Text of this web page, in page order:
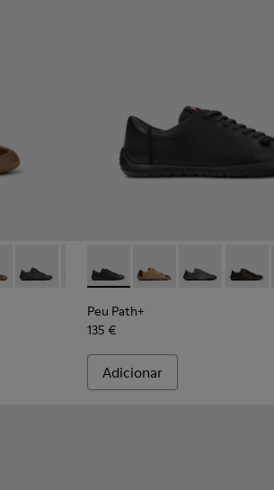
de couro castanho Para homem.
de camurça castanhos Para
013 - Sapatos de pele cinzenta Para
012
- K101114-010
Peu Path+ - K101114-009
Peu Path+ - K101114-007
Peu Path+ - K101114-006
Peu Path+ -Peu Path+
Peu
Peu Path+ - K101114-002 -
Peu Path+ -Peu Path+ -
Peu
Peu Path+
135 €
Adicionar